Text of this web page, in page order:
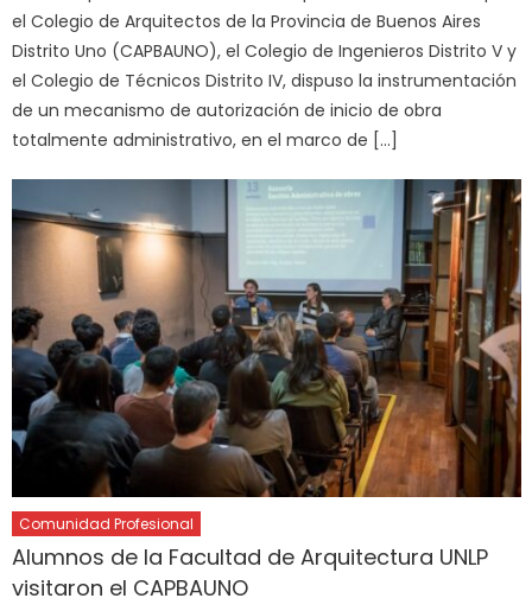
el Colegio de Arquitectos de la Provincia de Buenos Aires
Distrito Uno (CAPBAUNO), el Colegio de Ingenieros Distrito V y
el Colegio de Técnicos Distrito IV, dispuso la instrumentación
de un mecanismo de autorización de inicio de obra
totalmente administrativo, en el marco de […]
Comunidad Profesional
Alumnos de la Facultad de Arquitectura UNLP
visitaron el CAPBAUNO